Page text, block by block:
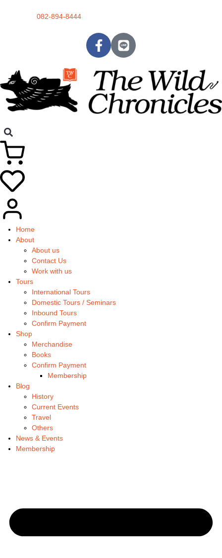
082-894-8444
Home
About
About us
Contact Us
Work with us
Tours
International Tours
Domestic Tours / Seminars
Inbound Tours
Confirm Payment
Shop
Merchandise
Books
Confirm Payment
Membership
Blog
History
Current Events
Travel
Others
News & Events
Membership